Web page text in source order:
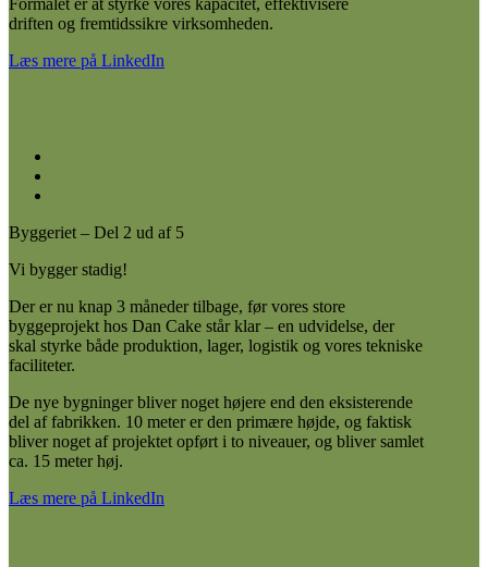
Formålet er at styrke vores kapacitet, effektivisere
driften og fremtidssikre virksomheden.
Læs mere på LinkedIn
Byggeriet – Del 2 ud af 5
Vi bygger stadig!
Der er nu knap 3 måneder tilbage, før vores store
byggeprojekt hos Dan Cake står klar – en udvidelse, der
skal styrke både produktion, lager, logistik og vores tekniske
faciliteter.
De nye bygninger bliver noget højere end den eksisterende
del af fabrikken. 10 meter er den primære højde, og faktisk
bliver noget af projektet opført i to niveauer, og bliver samlet
ca. 15 meter høj.
Læs mere på LinkedIn